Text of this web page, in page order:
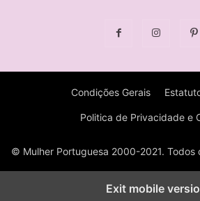
Condições Gerais
Politica de Privacidade e
© Mulher Portuguesa 2000-2021. Todos
Exit mobile